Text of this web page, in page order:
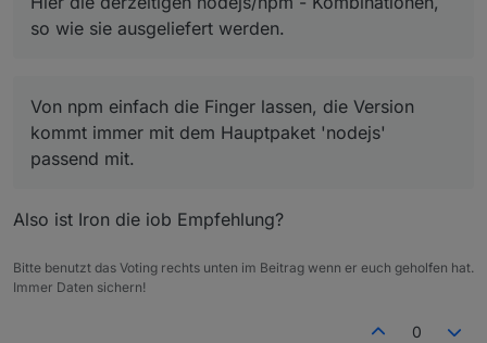
kommt immer mit dem Hauptpaket 'nodejs'
passend mit.
so wie sie ausgeliefert werden.
Von npm einfach die Finger lassen, die Version
kommt immer mit dem Hauptpaket 'nodejs'
passend mit.
Also ist Iron die iob Empfehlung?
Bitte benutzt das Voting rechts unten im Beitrag wenn er euch geholfen hat.
Immer Daten sichern!
0